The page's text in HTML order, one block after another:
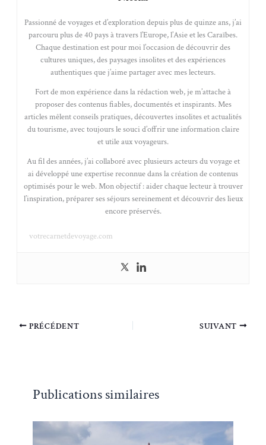
Passionné de voyages et d’exploration depuis plus de quinze ans, j’ai
parcouru plus de 40 pays à travers l’Europe, l’Asie et les Caraïbes.
Chaque destination est pour moi l’occasion de découvrir des
cultures uniques, des paysages insolites et des expériences
authentiques que j’aime partager avec mes lecteurs.
Fort de mon expérience dans la rédaction web, je m’attache à
proposer des contenus fiables, documentés et inspirants. Mes
articles mêlent conseils pratiques, découvertes insolites et actualités
du tourisme, avec toujours le souci d’offrir une information claire
et utile aux voyageurs.
Au fil des années, j’ai collaboré avec plusieurs acteurs du voyage et
ai développé une expertise reconnue dans la création de contenus
optimisés pour le web. Mon objectif : aider chaque lecteur à trouver
l’inspiration, préparer ses séjours sereinement et découvrir des lieux
encore préservés.
votrecarnetdevoyage.com
PRÉCÉDENT SUIVANT
Publications similaires